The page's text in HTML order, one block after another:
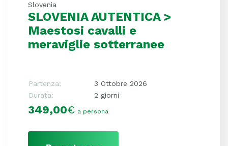
Slovenia
SLOVENIA AUTENTICA >
Maestosi cavalli e
meraviglie sotterranee
Partenza:
3 Ottobre 2026
Durata:
2 giorni
349,00€ a persona